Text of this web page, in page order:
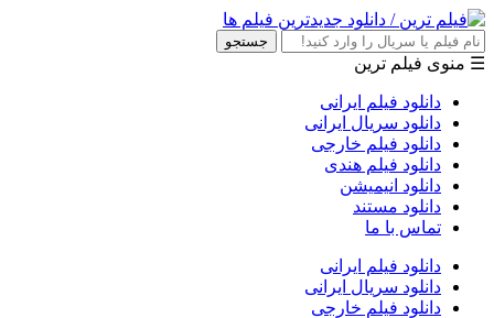
جستجو
☰ منوی فیلم ترین
دانلود فیلم ایرانی
دانلود سریال ایرانی
دانلود فیلم خارجی
دانلود فیلم هندی
دانلود انیمیشن
دانلود مستند
تماس با ما
دانلود فیلم ایرانی
دانلود سریال ایرانی
دانلود فیلم خارجی